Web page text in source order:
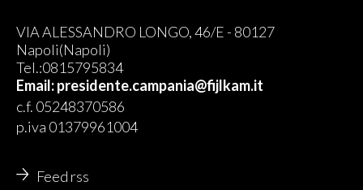
VIA ALESSANDRO LONGO, 46/E - 80127
Napoli(Napoli)
Tel.:0815795834
Email: presidente.campania@fijlkam.it
c.f. 05248370586
p.iva 01379961004
Feed rss